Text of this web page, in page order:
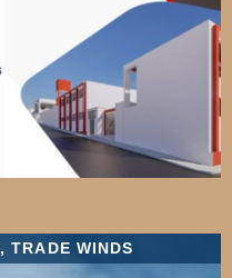
,TRADE WINDS